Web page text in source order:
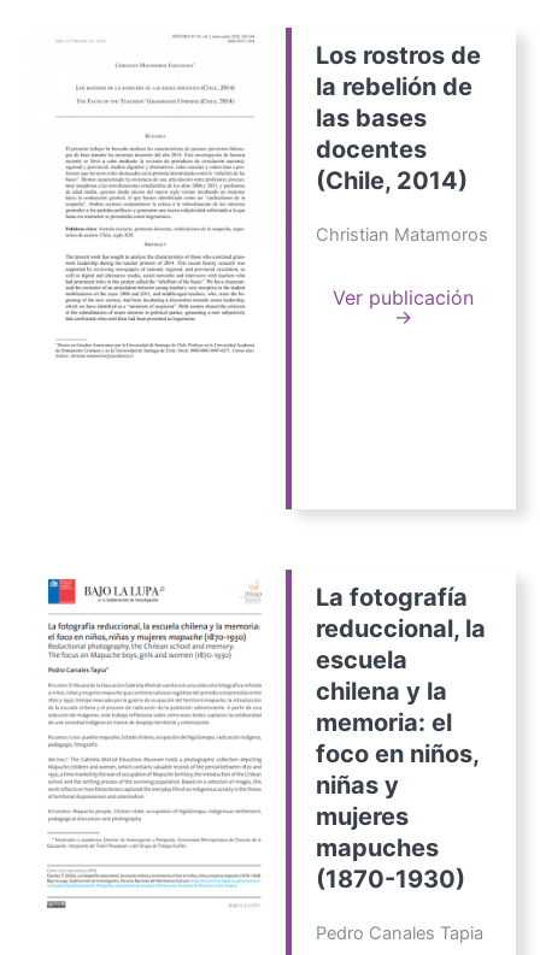
Los rostros de
la rebelión de
las bases
docentes
(Chile, 2014)
Christian Matamoros
Ver publicación
→
La fotografía
reduccional, la
escuela
chilena y la
memoria: el
foco en niños,
niñas y
mujeres
mapuches
(1870-1930)
Pedro Canales Tapia